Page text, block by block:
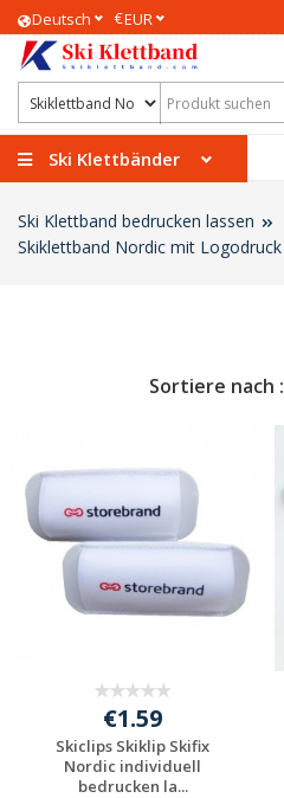
Deutsch €EUR
Ski Klettbänder
Ski Klettband bedrucken lassen
Skiklettband Nordic mit Logodruck
Sortiere nach :
€1.59
Skiclips Skiklip Skifix
Nordic individuell
bedrucken la...